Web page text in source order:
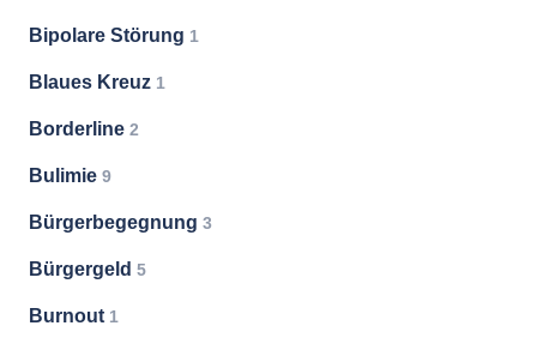
Bipolare Störung 1
Blaues Kreuz 1
Borderline 2
Bulimie 9
Bürgerbegegnung 3
Bürgergeld 5
Burnout 1